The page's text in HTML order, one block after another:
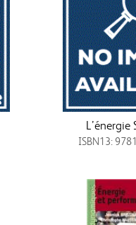
L’énergie
ISBN13: